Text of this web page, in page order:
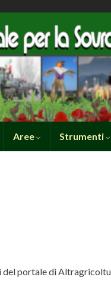
Aree Strumenti
portale di